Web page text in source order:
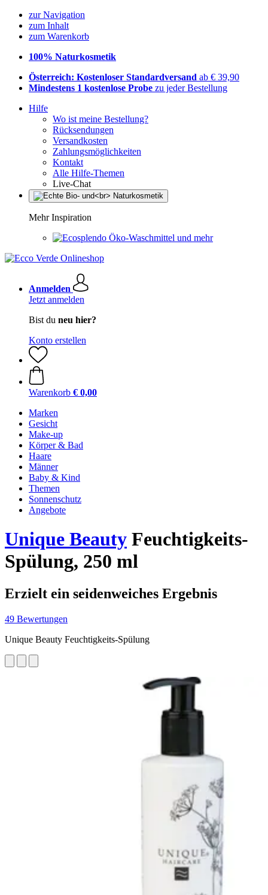
zur Navigation
zum Inhalt
zum Warenkorb
100% Naturkosmetik
Österreich: Kostenloser Standardversand ab € 39,90
Mindestens 1 kostenlose Probe zu jeder Bestellung
Hilfe
Wo ist meine Bestellung?
Rücksendungen
Versandkosten
Zahlungsmöglichkeiten
Kontakt
Alle Hilfe-Themen
Live-Chat
Mehr Inspiration
Öko-Waschmittel und mehr
Anmelden
Jetzt anmelden
Bist du neu hier?
Konto erstellen
Warenkorb € 0,00
Marken
Gesicht
Make-up
Körper & Bad
Haare
Männer
Baby & Kind
Themen
Sonnenschutz
Angebote
Unique Beauty Feuchtigkeits-
Spülung, 250 ml
Erzielt ein seidenweiches Ergebnis
49 Bewertungen
Unique Beauty Feuchtigkeits-Spülung